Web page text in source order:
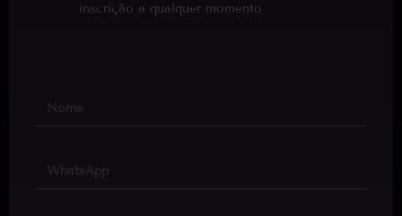
inscrição a qualquer momento